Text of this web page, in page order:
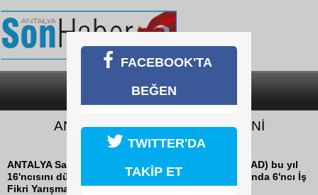
SON DAKİKA
ANSİAD, 'YILIN GİRİŞİMCİLERİ'Nİ
ÖDÜLLENDİRDİ
ANTALYA Sanayici ve İşadamları Derneği'nin (ANSİAD) bu yıl
16'ncısını düzenlediği Girişimcilik Günleri kapsamında 6'ncı İş
Fikri Yarışması'nda...
FACEBOOK'TA
BEĞEN
TWITTER'DA
TAKİP ET